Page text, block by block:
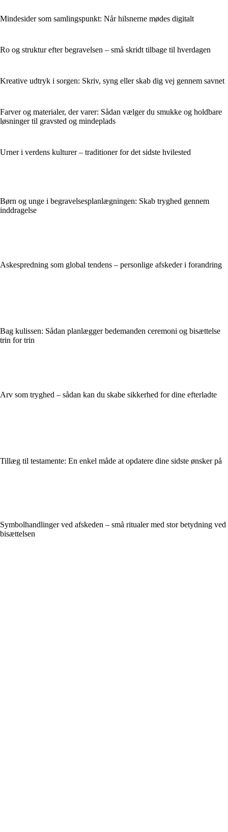
Mindesider som samlingspunkt: Når hilsnerne mødes digitalt
Ro og struktur efter begravelsen – små skridt tilbage til hverdagen
Kreative udtryk i sorgen: Skriv, syng eller skab dig vej gennem savnet
Farver og materialer, der varer: Sådan vælger du smukke og holdbare
løsninger til gravsted og mindeplads
Urner i verdens kulturer – traditioner for det sidste hvilested
Børn og unge i begravelsesplanlægningen: Skab tryghed gennem
inddragelse
Askespredning som global tendens – personlige afskeder i forandring
Bag kulissen: Sådan planlægger bedemanden ceremoni og bisættelse
trin for trin
Arv som tryghed – sådan kan du skabe sikkerhed for dine efterladte
Tillæg til testamente: En enkel måde at opdatere dine sidste ønsker på
Symbolhandlinger ved afskeden – små ritualer med stor betydning ved
bisættelsen